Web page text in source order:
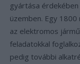
gyártása
üzemben. Egy
az elektromos
feladatokkal
pedig további